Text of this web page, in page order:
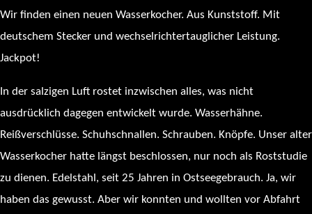
Wir finden einen neuen Wasserkocher. Aus Kunststoff. Mit
deutschem Stecker und wechselrichtertauglicher Leistung.
Jackpot!
In der salzigen Luft rostet inzwischen alles, was nicht
ausdrücklich dagegen entwickelt wurde. Wasserhähne.
Reißverschlüsse. Schuhschnallen. Schrauben. Knöpfe. Unser alter
Wasserkocher hatte längst beschlossen, nur noch als Roststudie
zu dienen. Edelstahl, seit 25 Jahren in Ostseegebrauch. Ja, wir
haben das gewusst. Aber wir konnten und wollten vor Abfahrt